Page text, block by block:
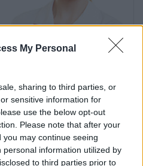
My Personal
sharing to third parties, or
sensitive information for
use the below opt-out
Please note that after your
may continue seeing
information utilized by
to third parties prior to
en Geosalud
boletín